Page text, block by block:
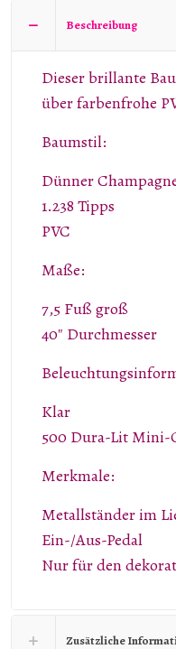
Beschreibung
Dieser brillante
über farbenfrohe
Baumstil:
Dünner
1.238 Tipps
PVC
Maße:
7,5 Fuß groß
40″ Durchmesser
Klar
500 Dura-Lit Mini-
Merkmale:
Metallständer im
Ein-/Aus-Pedal
Nur für den
Zusätzliche